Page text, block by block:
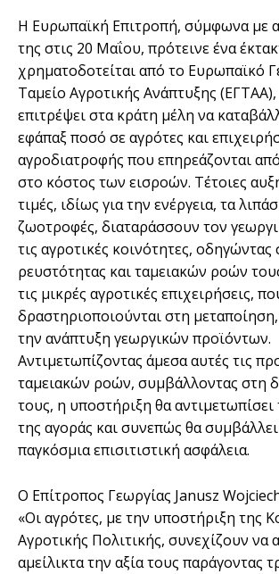
Η Ευρωπαϊκή Επιτροπή, σύμφωνα με
της στις 20 Μαΐου, πρότεινε ένα
χρηματοδοτείται από το Ευρωπαϊκό
Ταμείο Αγροτικής Ανάπτυξης
επιτρέψει στα κράτη μέλη να
εφάπαξ ποσό σε αγρότες και
αγροδιατροφής που επηρεάζονται
στο κόστος των εισροών. Τέτοιες
τιμές, ιδίως για την ενέργεια, τα
ζωοτροφές, διαταράσσουν τον
τις αγροτικές κοινότητες,
ρευστότητας και ταμειακών ροών
τις μικρές αγροτικές επιχειρήσεις,
δραστηριοποιούνται στη
την ανάπτυξη γεωργικών προϊόντων.
Αντιμετωπίζοντας άμεσα αυτές τις
ταμειακών ροών, συμβάλλοντας στη
τους, η υποστήριξη θα αντιμετωπίσει
της αγοράς και συνεπώς θα
παγκόσμια επισιτιστική ασφάλεια.
Ο Επίτροπος Γεωργίας Janusz
«Οι αγρότες, με την υποστήριξη της
Αγροτικής Πολιτικής, συνεχίζουν να
αμείλικτα την αξία τους παράγοντας